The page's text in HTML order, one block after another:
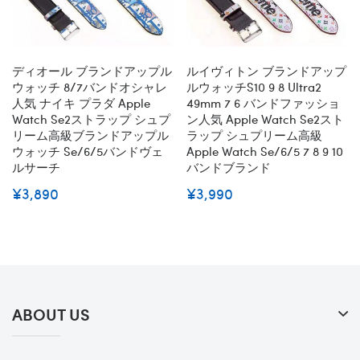
ディオール ブランドアップル
ウォッチ 8/7バンドオシャレ
人気 ナイキ プラダ Apple
Watch Se2ストラップ シュプ
リーム高級ブランドアップル
ウォッチ Se/6/5バンドヴェ
ルサーチ
¥3,890
ルイヴィトン ブランドアップ
ルウォッチs10 9 8 Ultra2
49mm 7 6 バンドファッショ
ン人気 Apple Watch Se2スト
ラップ シュプリーム高級
Apple Watch Se/6/5 7 8 9 10
バンドブランド
¥3,990
ABOUT US